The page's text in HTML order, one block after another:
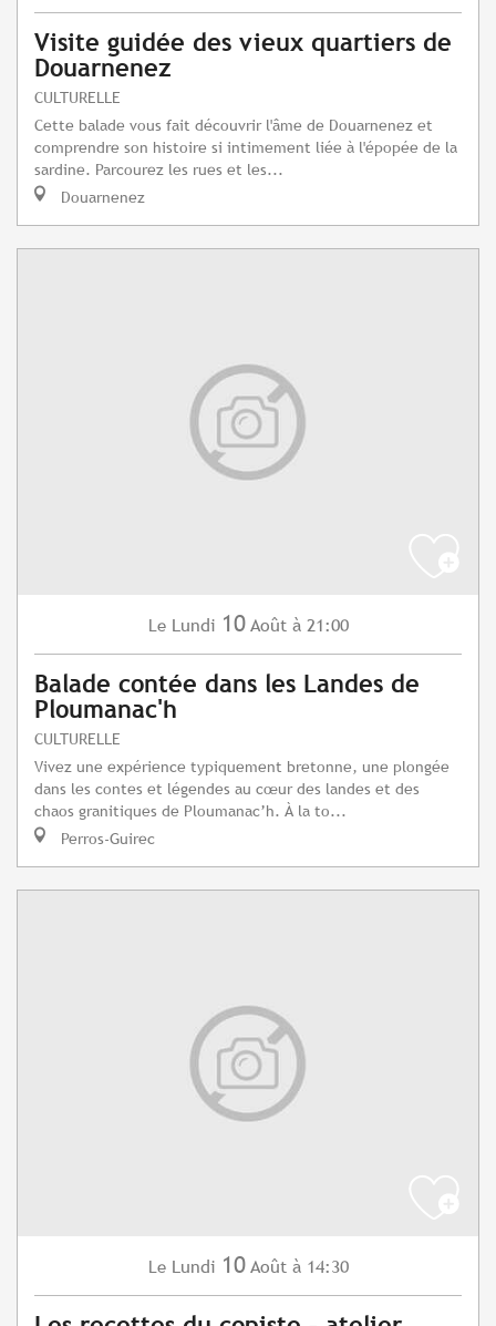
Visite guidée des vieux quartiers de
Douarnenez
CULTURELLE
Cette balade vous fait découvrir l'âme de Douarnenez et
comprendre son histoire si intimement liée à l'épopée de la
sardine. Parcourez les rues et les...
Douarnenez
Le Lundi 10 Août à 21:00
Balade contée dans les Landes de
Ploumanac'h
CULTURELLE
Vivez une expérience typiquement bretonne, une plongée
dans les contes et légendes au cœur des landes et des
chaos granitiques de Ploumanac’h. À la to...
Perros-Guirec
Le Lundi 10 Août à 14:30